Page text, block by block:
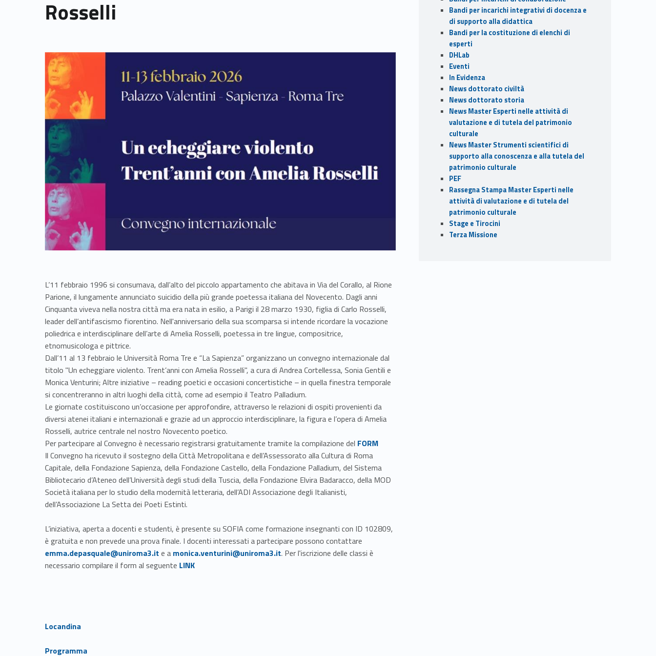
Rosselli
Link identifier archive #link-archive-thumb-soap-2186
L’11 febbraio 1996 si consumava, dall’alto del piccolo appartamento che abitava in Via del Corallo, al Rione
Parione, il lungamente annunciato suicidio della più grande poetessa italiana del Novecento. Dagli anni
Cinquanta viveva nella nostra città ma era nata in esilio, a Parigi il 28 marzo 1930, figlia di Carlo Rosselli,
leader dell’antifascismo fiorentino. Nell'anniversario della sua scomparsa si intende ricordare la vocazione
poliedrica e interdisciplinare dell’arte di Amelia Rosselli, poetessa in tre lingue, compositrice,
etnomusicologa e pittrice.
Dall’11 al 13 febbraio le Università Roma Tre e “La Sapienza” organizzano un convegno internazionale dal
titolo "Un echeggiare violento. Trent’anni con Amelia Rosselli", a cura di Andrea Cortellessa, Sonia Gentili e
Monica Venturini; Altre iniziative – reading poetici e occasioni concertistiche – in quella finestra temporale
si concentreranno in altri luoghi della città, come ad esempio il Teatro Palladium.
Le giornate costituiscono un’occasione per approfondire, attraverso le relazioni di ospiti provenienti da
diversi atenei italiani e internazionali e grazie ad un approccio interdisciplinare, la figura e l’opera di Amelia
Rosselli, autrice centrale nel nostro Novecento poetico.
Per partecipare al Convegno è necessario registrarsi gratuitamente tramite la compilazione del Link identifier #identifier__21195-1
FORM
Il Convegno ha ricevuto il sostegno della Città Metropolitana e dell’Assessorato alla Cultura di Roma
Capitale, della Fondazione Sapienza, della Fondazione Castello, della Fondazione Palladium, del Sistema
Bibliotecario d’Ateneo dell’Università degli studi della Tuscia, della Fondazione Elvira Badaracco, della MOD
Società italiana per lo studio della modernità letteraria, dell’ADI Associazione degli Italianisti,
dell’Associazione La Setta dei Poeti Estinti.
L’iniziativa, aperta a docenti e studenti, è presente su SOFIA come formazione insegnanti con ID 102809,
è gratuita e non prevede una prova finale. I docenti interessati a partecipare possono contattare
emma.depasquale@uniroma3.it e a monica.venturini@uniroma3.it. Per l'iscrizione delle classi è
necessario compilare il form al seguente Link identifier #identifier__17478-4LINK
Link identifier #identifier__21238-5Locandina
Link identifier #identifier__137119-6
Programma
Bandi per incarichi integrativi di docenza e
di supporto alla didattica
Bandi per la costituzione di elenchi di
esperti
DHLab
Eventi
In Evidenza
News dottorato civiltà
News dottorato storia
News Master Esperti nelle attività di
valutazione e di tutela del patrimonio
culturale
News Master Strumenti scientifici di
supporto alla conoscenza e alla tutela del
patrimonio culturale
PEF
Rassegna Stampa Master Esperti nelle
attività di valutazione e di tutela del
patrimonio culturale
Stage e Tirocini
Terza Missione